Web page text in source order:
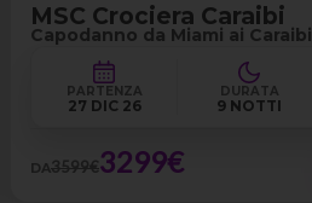
MSC Crociera Caraibi
Capodanno da Miami ai Caraibi
PARTENZA
27 DIC 26
DURATA
9 NOTTI
DA3599€3299€